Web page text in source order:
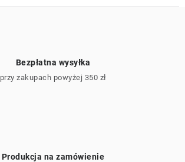
Bezpłatna wysyłka
przy zakupach powyżej 350 zł
Produkcja na zamówienie